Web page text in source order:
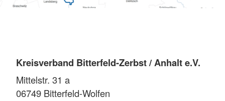
Kreisverband Bitterfeld-Zerbst / Anhalt e.V.
Mittelstr. 31 a
06749 Bitterfeld-Wolfen